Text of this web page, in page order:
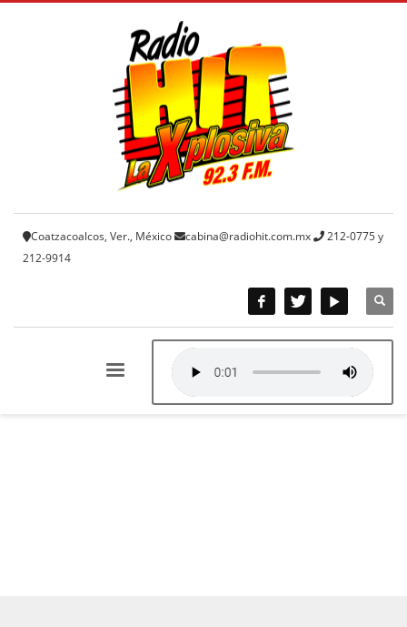
Coatzacoalcos, Ver., México cabina@radiohit.com.mx
212-0775 y
212-9914